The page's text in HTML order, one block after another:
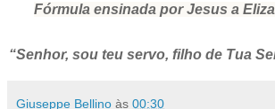
Fórmula ensinada por Jesus a
“Senhor, sou teu servo, filho de Tua
Giuseppe Bellino às 00:30